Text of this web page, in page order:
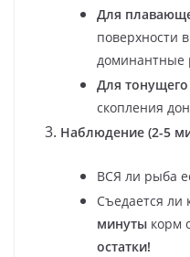
Для
поверхности
доминантные
Для
скопления
Наблюдение (2-5
ВСЯ ли рыба
Съедается ли
минуты корм
остатки!